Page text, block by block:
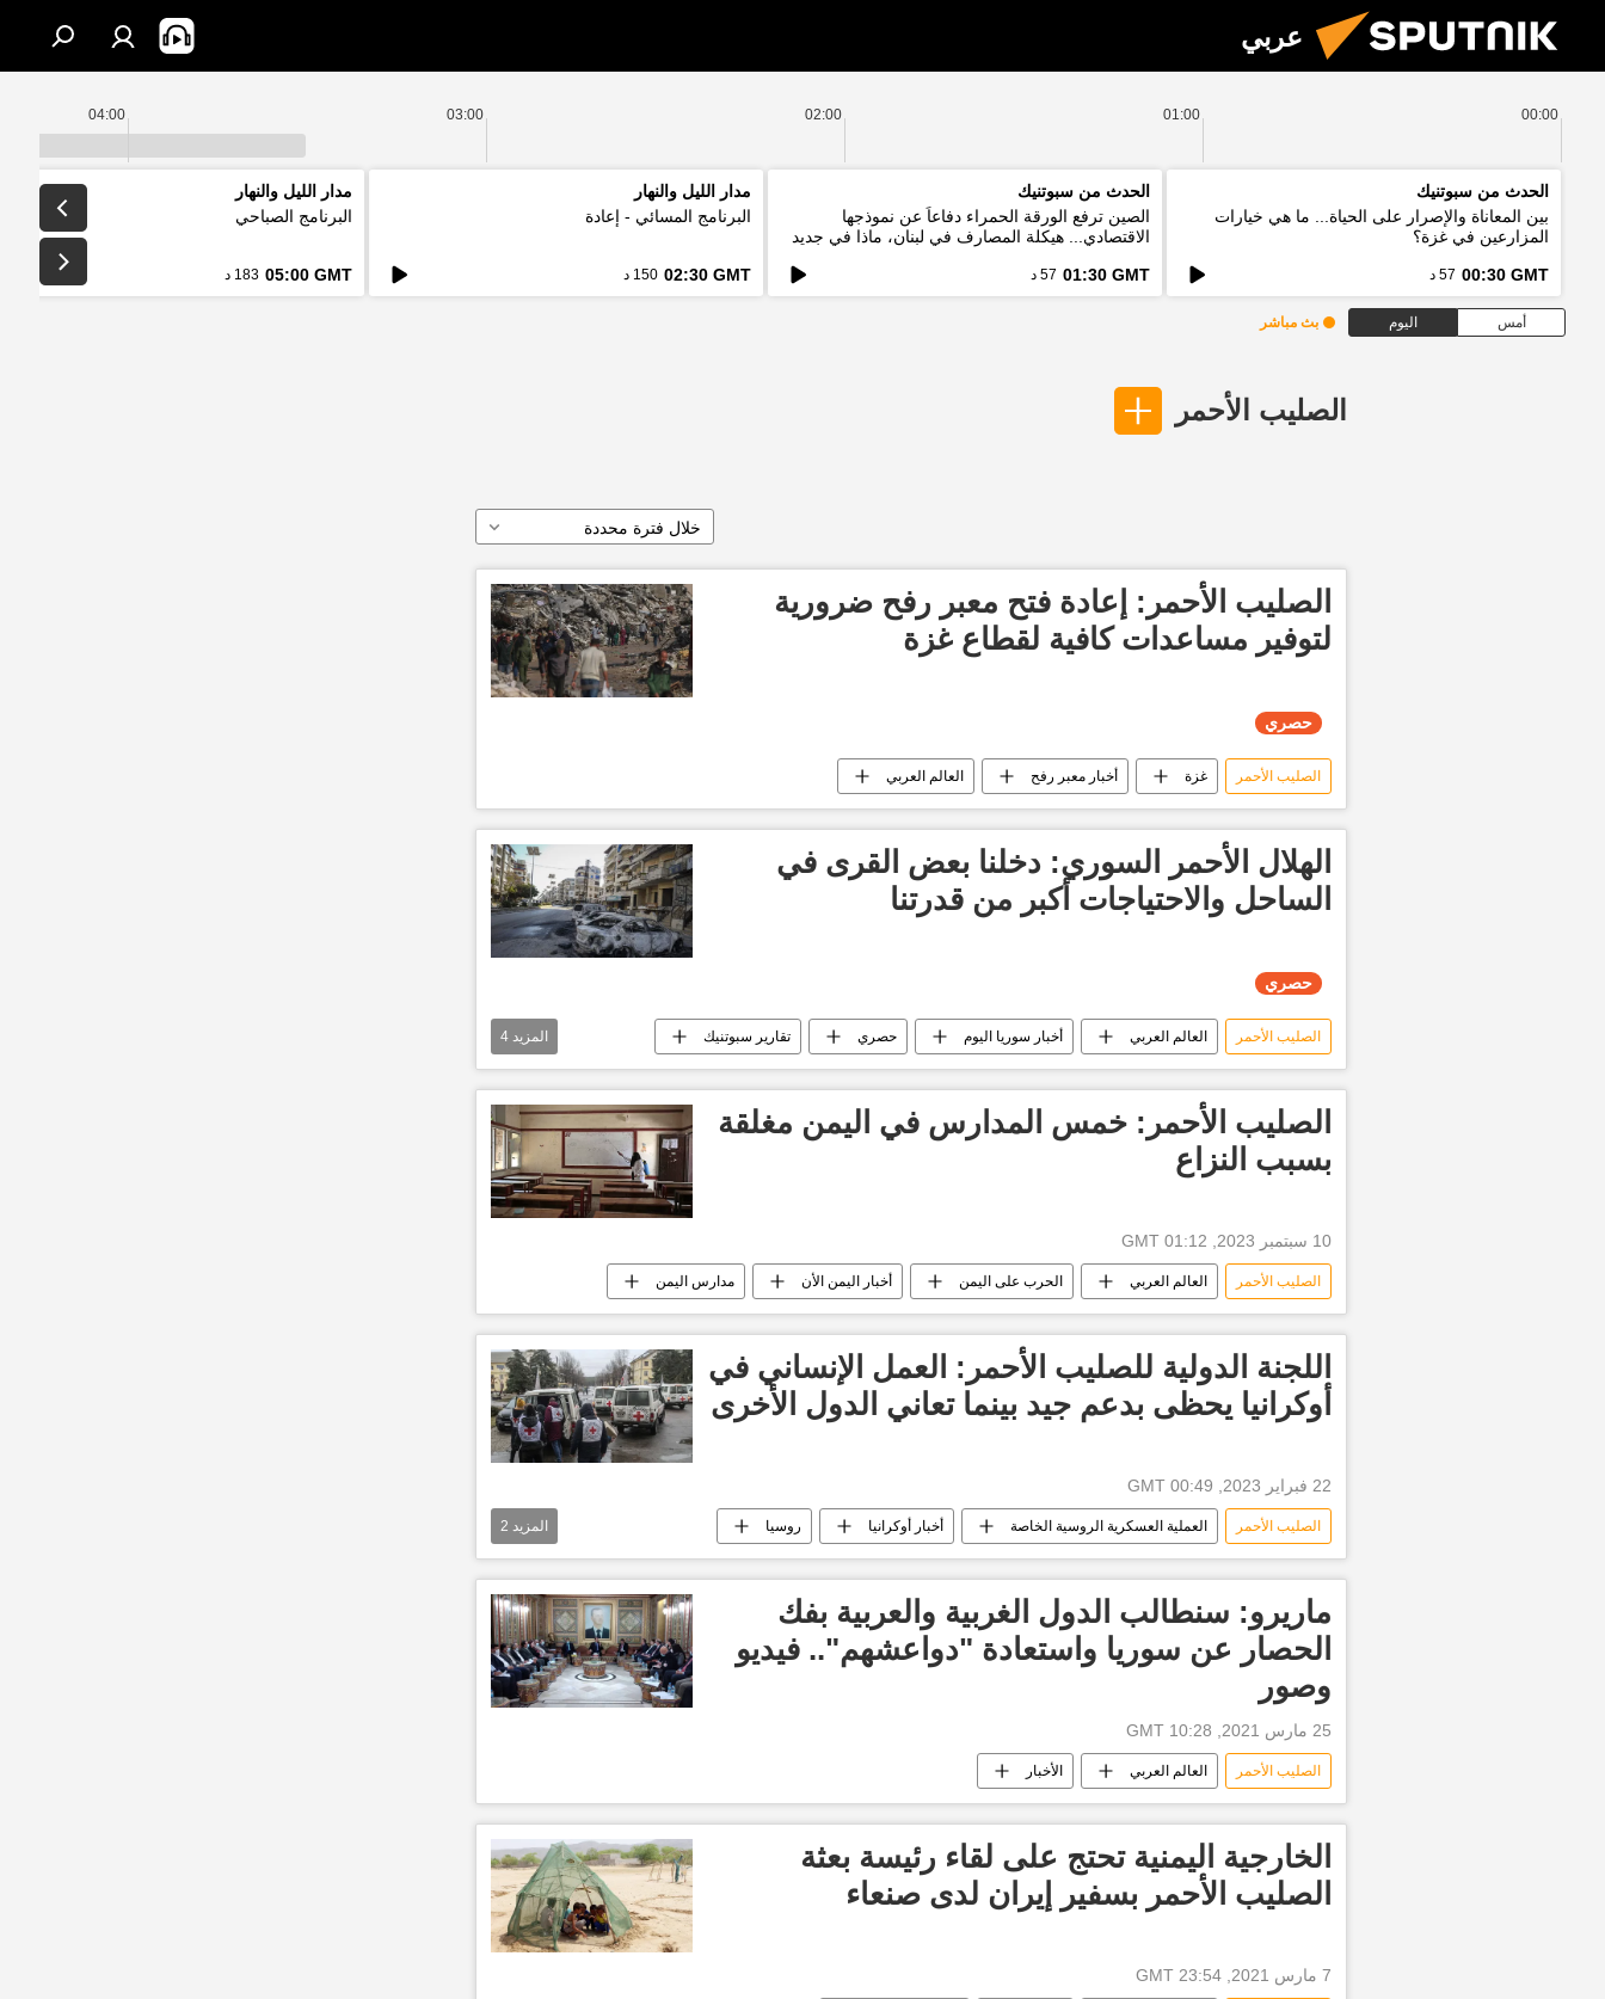
عربي
00:00
01:00
02:00
03:00
04:00
الحدث من سبوتنيك
بين المعاناة والإصرار على الحياة... ما هي خيارات
المزارعين في غزة؟
00:30 GMT 57 د
الحدث من سبوتنيك
الصين ترفع الورقة الحمراء دفاعاً عن نموذجها
الاقتصادي... هيكلة المصارف في لبنان، ماذا في جديد
01:30 GMT 57 د
مدار الليل والنهار
البرنامج المسائي - إعادة
02:30 GMT 150 د
مدار الليل والنهار
البرنامج الصباحي
05:00 GMT 183 د
أمس اليوم بث مباشر
الصليب الأحمر
خلال فترة محددة
الصليب الأحمر: إعادة فتح معبر رفح ضرورية
لتوفير مساعدات كافية لقطاع غزة
حصري
الصليب الأحمر غزة أخبار معبر رفح العالم العربي
الهلال الأحمر السوري: دخلنا بعض القرى في
الساحل والاحتياجات أكبر من قدرتنا
حصري
الصليب الأحمر العالم العربي أخبار سوريا اليوم حصري تقارير سبوتنيك
الصليب الأحمر الصليب الأحمر الدولي أخبار الصليب الأحمر الدولي
الصليب الأحمر السوري
المزيد 4
الصليب الأحمر: خمس المدارس في اليمن مغلقة
بسبب النزاع
10 سبتمبر 2023, 01:12 GMT
الصليب الأحمر العالم العربي الحرب على اليمن أخبار اليمن الأن مدارس اليمن
اللجنة الدولية للصليب الأحمر: العمل الإنساني في
أوكرانيا يحظى بدعم جيد بينما تعاني الدول الأخرى
22 فبراير 2023, 00:49 GMT
الصليب الأحمر العملية العسكرية الروسية الخاصة أخبار أوكرانيا روسيا
أخبار روسيا اليوم الصليب الأحمر
المزيد 2
ماريرو: سنطالب الدول الغربية والعربية بفك
الحصار عن سوريا واستعادة "دواعشهم".. فيديو
وصور
25 مارس 2021, 10:28 GMT
الصليب الأحمر العالم العربي الأخبار
الخارجية اليمنية تحتج على لقاء رئيسة بعثة
الصليب الأحمر بسفير إيران لدى صنعاء
7 مارس 2021, 23:54 GMT